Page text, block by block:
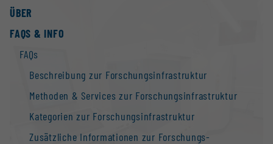
ÜBER
FAQS & INFO
FAQs
Beschreibung zur Forschungs­infrastruktur
Methoden & Services zur Forschungs­infrastruktur
Kategorien zur Forschungs­infrastruktur
Zusätzliche Informationen zur Forschungs­